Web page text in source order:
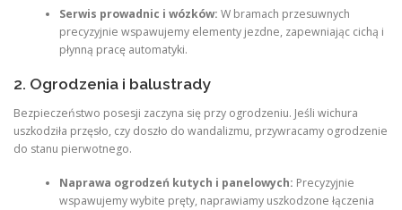
Serwis prowadnic i wózków: W bramach przesuwnych
precyzyjnie wspawujemy elementy jezdne, zapewniając cichą i
płynną pracę automatyki.
2. Ogrodzenia i balustrady
Bezpieczeństwo posesji zaczyna się przy ogrodzeniu. Jeśli wichura
uszkodziła przęsło, czy doszło do wandalizmu, przywracamy ogrodzenie
do stanu pierwotnego.
Naprawa ogrodzeń kutych i panelowych: Precyzyjnie
wspawujemy wybite pręty, naprawiamy uszkodzone łączenia